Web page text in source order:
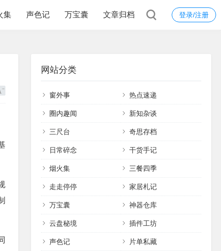
登录/注册
集 声色记 万宝囊 文章归档
网站分类
窗外事 热点速递
圈内趣闻 新知杂谈
三尺台 奇思存档
日常碎念 干货手记
烟火集 三餐四季
走走停停 家居札记
万宝囊 神器仓库
云盘秘境 插件工坊
声色记 片单私藏